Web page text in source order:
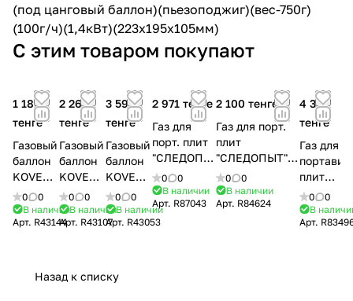
(под цанговый баллон)(пьезоподжиг)(вес-750г)
(100г/ч)(1,4кВт)(223х195х105мм)
С этим товаром покупают
1 180
тенге
Газовый
баллон
KOVEA
Мод.
KGF-
0220
0
0
В наличии
Арт. R43144
2 260
тенге
Газовый
баллон
KOVEA
Мод.
KGF-
0230
0
0
В наличии
Арт. R43107
3 590
тенге
Газовый
баллон
KOVEA
Мод.
KGF-
0450
0
0
В наличии
Арт. R43053
2 971 тенге
Газ для
порт. плит
"СЛЕДОПЫТ",
метал.
баллон,
230гр.
резьб.,
0
0
В наличии
Арт. R87043
2 100 тенге
Газ для порт.
плит
"СЛЕДОПЫТ",
метал. баллон,
336гр. резьб.,
(всесезонный)/12/
0
0
В наличии
Арт. R84624
4 351
тенге
Газ для
плит
0
0
В
Арт.
Назад к списку